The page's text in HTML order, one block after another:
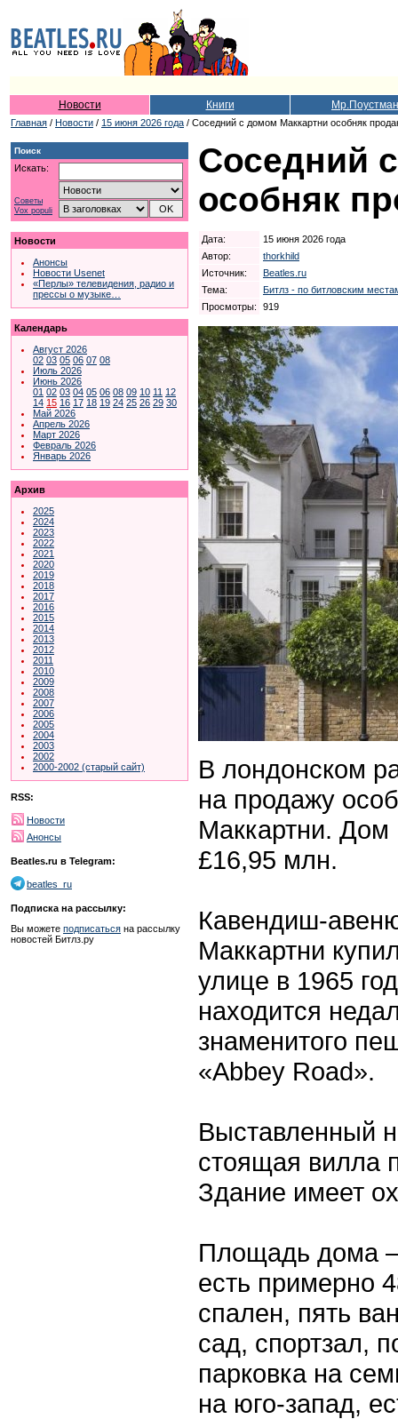
Новости Книги Мр.Поустман
Главная / Новости / 15 июня 2026 года / Соседний с домом Маккартни особняк
Поиск
Искать:
Советы
Vox populi
Новости
Анонсы
Новости Usenet
«Перлы» телевидения, радио и
прессы о музыке…
Календарь
Август 2026
02 03 05 06 07 08
Июль 2026
Июнь 2026
01 02 03 04 05 06 08 09 10 11 12
14 15 16 17 18 19 24 25 26 29 30
Май 2026
Апрель 2026
Март 2026
Февраль 2026
Январь 2026
Архив
2025
2024
2023
2022
2021
2020
2019
2018
2017
2016
2015
2014
2013
2012
2011
2010
2009
2008
2007
2006
2005
2004
2003
2002
2000-2002 (старый сайт)
RSS:
Новости
Анонсы
Beatles.ru в Telegram:
beatles_ru
Подписка на рассылку:
Вы можете подписаться на рассылку
новостей Битлз.ру
Соседний
особняк
Дата:
15 июня 2026 года
Автор:
thorkhild
Источник:
Beatles.ru
Тема:
Битлз - по битловским
Просмотры:
919
В лондонском
на продажу
Маккартни.
£16,95 млн.
Кавендиш-
Маккартни
улице в 1965
находится
знаменитого
«Abbey Road».
Выставленный
стоящая вилла
Здание имеет
Площадь дома
есть примерно
спален, пять
сад, спортзал,
парковка на
на юго-запад,